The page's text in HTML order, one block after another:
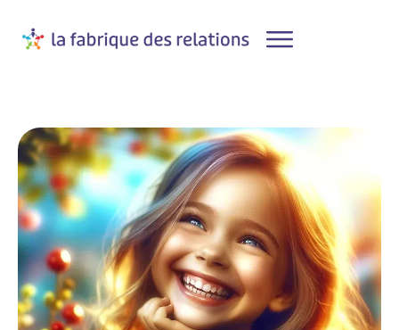
Formations professionnelles
A Propos
Contact